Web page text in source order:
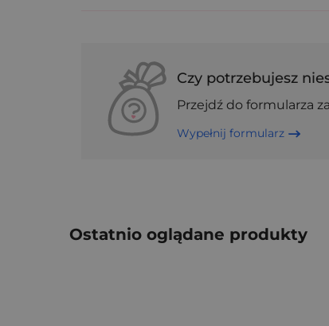
Czy potrzebujesz
Przejdź do formularza
Wypełnij formularz
Ostatnio oglądane produkty